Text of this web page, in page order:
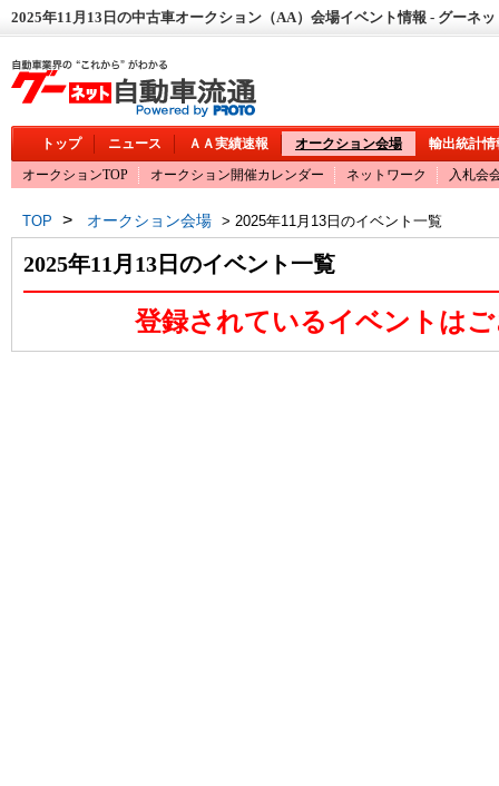
2025年11月13日の中古車オークション（AA）会場イベント情報 - グーネ
トップ ニュース ＡＡ実績速報 オークション会場
輸出統計情
オークションTOP
オークション開催カレンダー ネットワーク 入札会
TOP > オークション会場 > 2025年11月13日のイベント一覧
2025年11月13日のイベント一覧
登録されているイベントは